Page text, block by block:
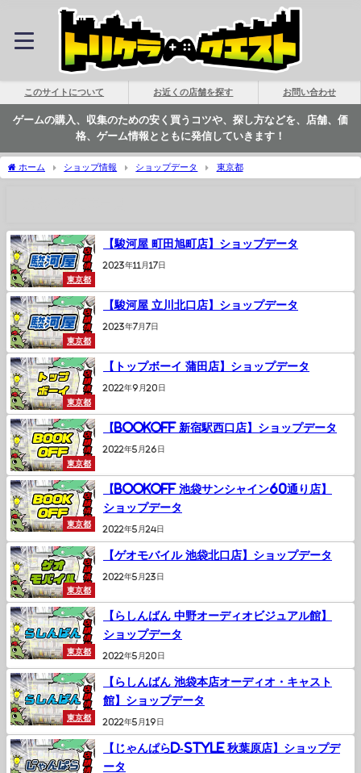
このサイトについて お近くの店舗を探す お問い合わせ
ゲームの購入、収集のための安く買うコツや、探し方などを、店舗、価
格、ゲーム情報とともに発信していきます！
ホーム ショップ情報 ショップデータ 東京都
東京都
【駿河屋 町田旭町店】ショップデータ
2023年11月17日
東京都
【駿河屋 立川北口店】ショップデータ
2023年7月7日
東京都
【トップボーイ 蒲田店】ショップデータ
2022年9月20日
東京都
【BOOKOFF 新宿駅西口店】ショップデータ
2022年5月26日
東京都
【BOOKOFF 池袋サンシャイン60通り店】
ショップデータ
2022年5月24日
東京都
【ゲオモバイル 池袋北口店】ショップデータ
2022年5月23日
東京都
【らしんばん 中野オーディオビジュアル館】
ショップデータ
2022年5月20日
東京都
【らしんばん 池袋本店オーディオ・キャスト
館】ショップデータ
2022年5月19日
【じゃんぱらD-Style 秋葉原店】ショップデ
ータ